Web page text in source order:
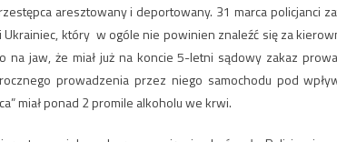
aresztowany i deportowany. 31 marca policjanci
Ukrainiec, który w ogóle nie powinien znaleźć się za
na jaw, że miał już na koncie 5-letni sądowy zakaz
prowadzenia przez niego samochodu pod
miał ponad 2 promile alkoholu we krwi.